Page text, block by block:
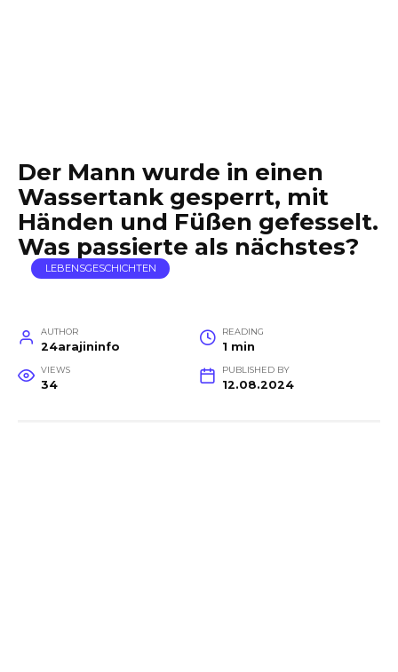
Der Mann wurde in einen
Wassertank gesperrt, mit
Händen und Füßen gefesselt.
Was passierte als nächstes?
LEBENSGESCHICHTEN
AUTHOR
24arajininfo
READING
1 min
VIEWS
34
PUBLISHED BY
12.08.2024